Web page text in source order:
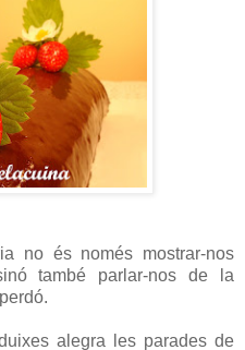
no és només mostrar-nos
també parlar-nos de la
alegra les parades de